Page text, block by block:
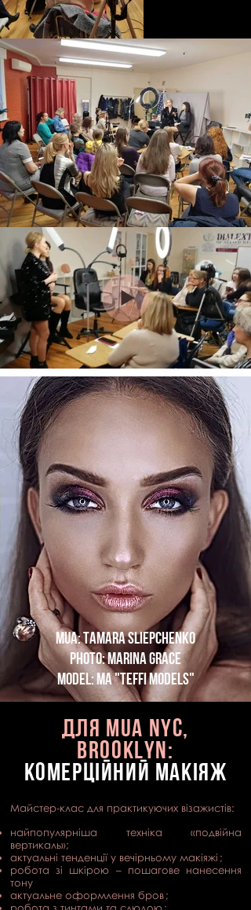
MUA: Tamara Sliepchenko
Photo: Marina Grace
Model: MA "Teffi Models"
Для MUA NYc,
brooklyn:
КОМЕРЦІЙНИЙ МАКІЯЖ
Майстер-клас для практикуючих візажистів:
найпопулярніша техніка «подвійна
вертикаль»;
актуальні тенденції у вечірньому макіяжі ;
робота зі шкірою – пошагове нанесення
тону
актуальне оформлення бров;
робота з тинтами та слюдою;